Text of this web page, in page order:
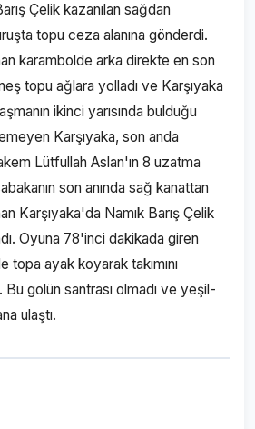
Çelik kazanılan sağdan
topu ceza alanına gönderdi.
karambolde arka direkte en son
topu ağlara yolladı ve Karşıyaka
ikinci yarısında bulduğu
Karşıyaka, son anda
Lütfullah Aslan'ın 8 uzatma
son anında sağ kanattan
Karşıyaka'da Namık Barış Çelik
Oyuna 78'inci dakikada giren
topa ayak koyarak takımını
Bu golün santrası olmadı ve yeşil-
ulaştı.